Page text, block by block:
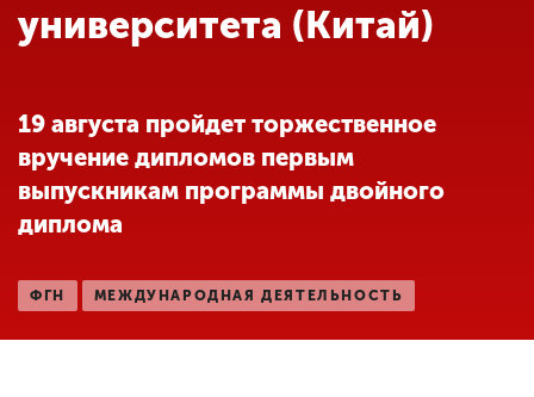
Наука
Международная
деятельность
Другие виды
университета (Китай)
19 августа пройдет торжественное
вручение дипломов первым
выпускникам программы двойного
диплома
ФГН МЕЖДУНАРОДНАЯ ДЕЯТЕЛЬНОСТЬ